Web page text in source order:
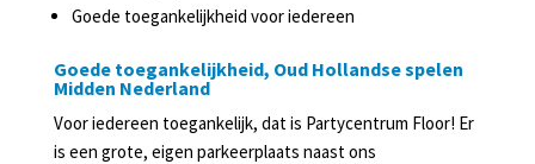
Goede toegankelijkheid voor iedereen
Goede toegankelijkheid, Oud Hollandse spelen
Midden Nederland
Voor iedereen toegankelijk, dat is Partycentrum Floor! Er
is een grote, eigen parkeerplaats naast ons